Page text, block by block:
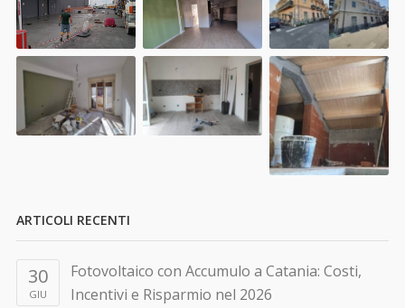
ARTICOLI RECENTI
30
GIU
Fotovoltaico con Accumulo a Catania: Costi,
Incentivi e Risparmio nel 2026